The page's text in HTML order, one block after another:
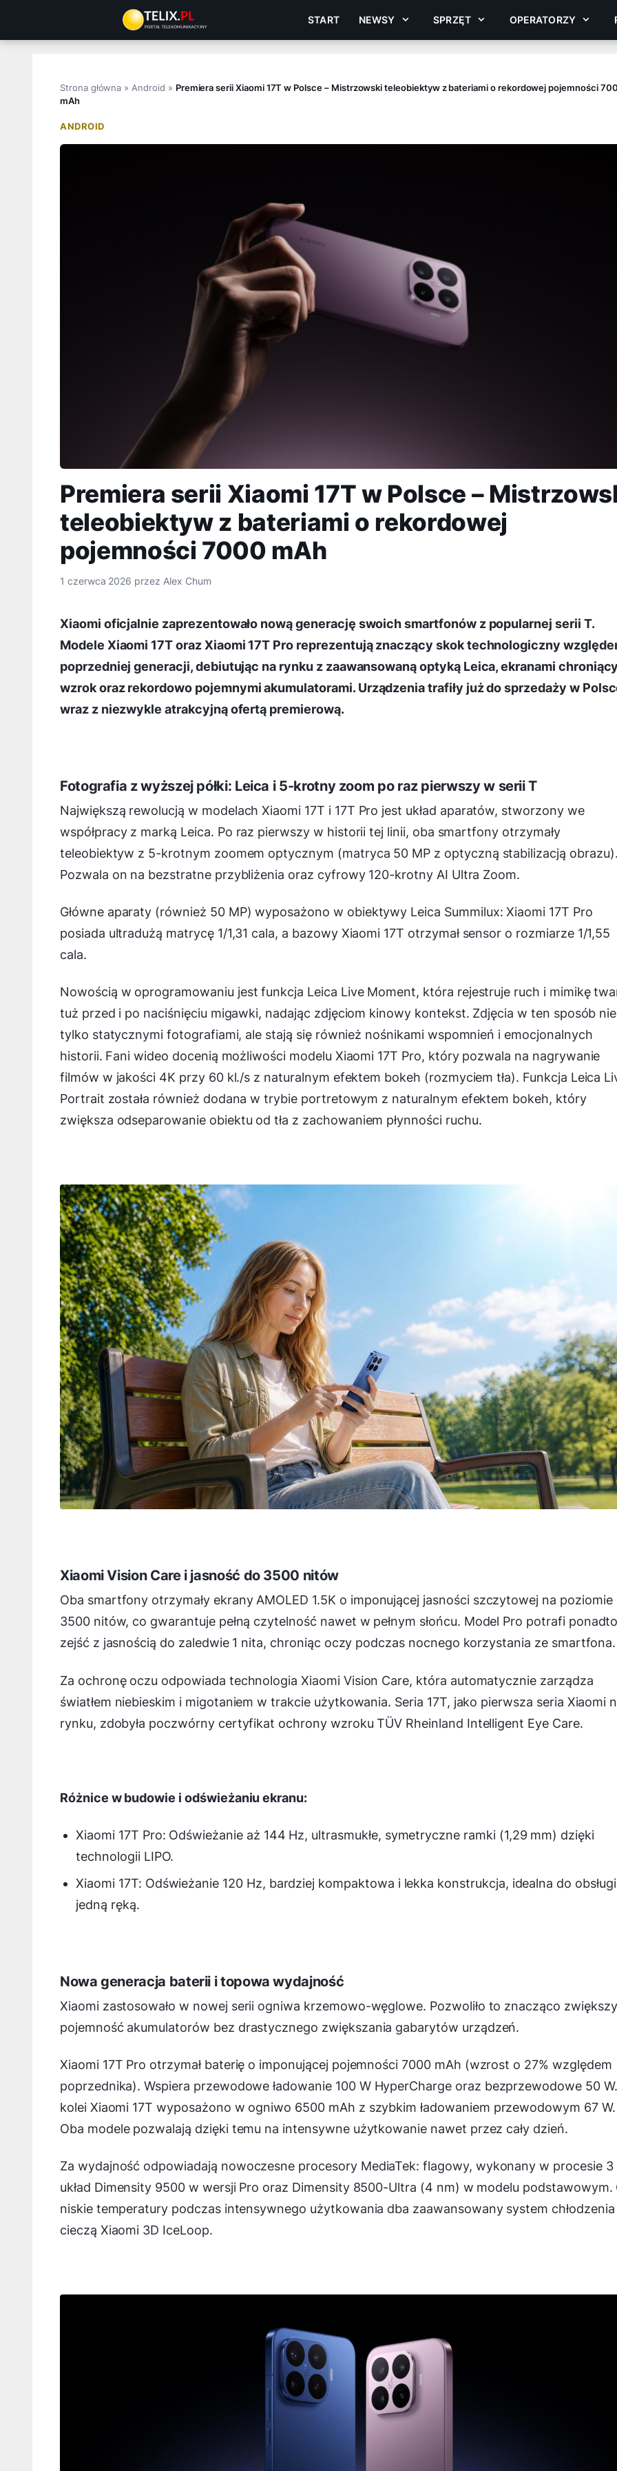
treści
START NEWSY SPRZĘT OPERATORZY
Strona główna » Android » Premiera serii Xiaomi 17T w Polsce – Mistrzowski teleobiektyw z bateriami o rekordowej pojemności
mAh
ANDROID
Premiera serii Xiaomi 17T w Polsce –
teleobiektyw z bateriami o rekordowej
pojemności 7000 mAh
1 czerwca 2026 przez Alex Chum
Xiaomi oficjalnie zaprezentowało nową generację swoich smartfonów z popularnej serii T.
Modele Xiaomi 17T oraz Xiaomi 17T Pro reprezentują znaczący skok technologiczny
poprzedniej generacji, debiutując na rynku z zaawansowaną optyką Leica, ekranami
wzrok oraz rekordowo pojemnymi akumulatorami. Urządzenia trafiły już do sprzedaży w
wraz z niezwykle atrakcyjną ofertą premierową.
Fotografia z wyższej półki: Leica i 5-krotny zoom po raz pierwszy w serii T
Największą rewolucją w modelach Xiaomi 17T i 17T Pro jest układ aparatów, stworzony we
współpracy z marką Leica. Po raz pierwszy w historii tej linii, oba smartfony otrzymały
teleobiektyw z 5-krotnym zoomem optycznym (matryca 50 MP z optyczną stabilizacją
Pozwala on na bezstratne przybliżenia oraz cyfrowy 120-krotny AI Ultra Zoom.
Główne aparaty (również 50 MP) wyposażono w obiektywy Leica Summilux: Xiaomi 17T Pro
posiada ultradużą matrycę 1/1,31 cala, a bazowy Xiaomi 17T otrzymał sensor o rozmiarze 1/1,55
cala.
Nowością w oprogramowaniu jest funkcja Leica Live Moment, która rejestruje ruch i mimikę
tuż przed i po naciśnięciu migawki, nadając zdjęciom kinowy kontekst. Zdjęcia w ten sposób
tylko statycznymi fotografiami, ale stają się również nośnikami wspomnień i emocjonalnych
historii. Fani wideo docenią możliwości modelu Xiaomi 17T Pro, który pozwala na nagrywanie
filmów w jakości 4K przy 60 kl./s z naturalnym efektem bokeh (rozmyciem tła). Funkcja Leica
Portrait została również dodana w trybie portretowym z naturalnym efektem bokeh, który
zwiększa odseparowanie obiektu od tła z zachowaniem płynności ruchu.
Xiaomi Vision Care i jasność do 3500 nitów
Oba smartfony otrzymały ekrany AMOLED 1.5K o imponującej jasności szczytowej na poziomie
3500 nitów, co gwarantuje pełną czytelność nawet w pełnym słońcu. Model Pro potrafi
zejść z jasnością do zaledwie 1 nita, chroniąc oczy podczas nocnego korzystania ze smartfona.
Za ochronę oczu odpowiada technologia Xiaomi Vision Care, która automatycznie zarządza
światłem niebieskim i migotaniem w trakcie użytkowania. Seria 17T, jako pierwsza seria Xiaomi
rynku, zdobyła poczwórny certyfikat ochrony wzroku TÜV Rheinland Intelligent Eye Care.
Różnice w budowie i odświeżaniu ekranu:
Xiaomi 17T Pro: Odświeżanie aż 144 Hz, ultrasmukłe, symetryczne ramki (1,29 mm) dzięki
technologii LIPO.
Xiaomi 17T: Odświeżanie 120 Hz, bardziej kompaktowa i lekka konstrukcja, idealna do obsługi
jedną ręką.
Nowa generacja baterii i topowa wydajność
Xiaomi zastosowało w nowej serii ogniwa krzemowo-węglowe. Pozwoliło to znacząco
pojemność akumulatorów bez drastycznego zwiększania gabarytów urządzeń.
Xiaomi 17T Pro otrzymał baterię o imponującej pojemności 7000 mAh (wzrost o 27% względem
poprzednika). Wspiera przewodowe ładowanie 100 W HyperCharge oraz bezprzewodowe 50
kolei Xiaomi 17T wyposażono w ogniwo 6500 mAh z szybkim ładowaniem przewodowym 67 W.
Oba modele pozwalają dzięki temu na intensywne użytkowanie nawet przez cały dzień.
Za wydajność odpowiadają nowoczesne procesory MediaTek: flagowy, wykonany w procesie 3
układ Dimensity 9500 w wersji Pro oraz Dimensity 8500-Ultra (4 nm) w modelu podstawowym.
niskie temperatury podczas intensywnego użytkowania dba zaawansowany system chłodzenia
cieczą Xiaomi 3D IceLoop.